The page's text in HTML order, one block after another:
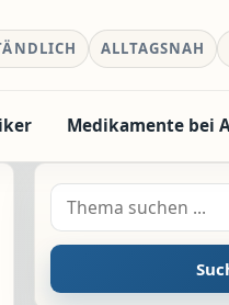
ALLTAGSNAH
Medikamente bei
Suche nach: